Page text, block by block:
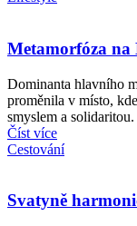
Metamorfóza na
Dominanta hlavního
proměnila v místo,
smyslem a
Číst více
Cestování
Svatyně